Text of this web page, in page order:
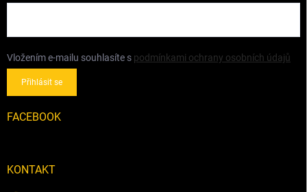
Vložením e-mailu souhlasíte s podmínkami ochrany osobních údajů
Přihlásit se
FACEBOOK
KONTAKT